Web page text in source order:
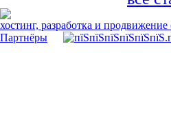
хостинг, разработка и
Партнёры